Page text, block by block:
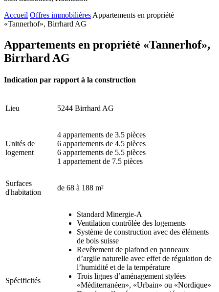
Accueil Offres immobilièresAppartements en propriété
«Tannerhof», Birrhard AG
Appartements en propriété «Tannerhof»,
Birrhard AG
Indication par rapport à la construction
Lieu 5244 Birrhard AG
Unités de
logement
4 appartements de 3.5 pièces
6 appartements de 4.5 pièces
6 appartements de 5.5 pièces
1 appartement de 7.5 pièces
Surfaces
d'habitation
de 68 à 188 m²
Spécificités
Standard Minergie-A
Ventilation contrôlée des logements
Système de construction avec des éléments
de bois suisse
Revêtement de plafond en panneaux
d’argile naturelle avec effet de régulation de
l’humidité et de la température
Trois lignes d’aménagement stylées
«Méditerranéen», «Urbain» ou «Nordique»